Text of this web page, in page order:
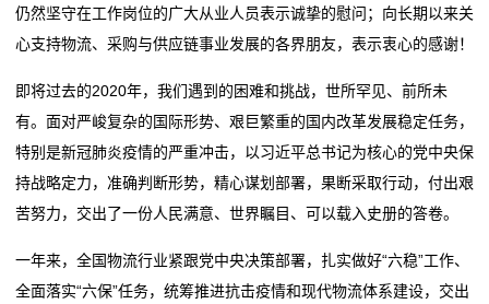
略
冷链物流让砀山果蔬一路领“鲜”
国统一大市场
单芯片城市NOA方案量产，轻舟智航公布L4无人物流战
冷链物流让砀山果蔬一路领“鲜”
德邦物流换帅京东物流前CEO王振辉出任董事长
仍然坚守在工作岗位的广大从业人员表示诚挚的慰问；向长期以来关
心支持物流、采购与供应链事业发展的各界朋友，表示衷心的感谢！
即将过去的2020年，我们遇到的困难和挑战，世所罕见、前所未
有。面对严峻复杂的国际形势、艰巨繁重的国内改革发展稳定任务，
特别是新冠肺炎疫情的严重冲击，以习近平总书记为核心的党中央保
持战略定力，准确判断形势，精心谋划部署，果断采取行动，付出艰
苦努力，交出了一份人民满意、世界瞩目、可以载入史册的答卷。
一年来，全国物流行业紧跟党中央决策部署，扎实做好“六稳”工作、
全面落实“六保”任务，统筹推进抗击疫情和现代物流体系建设，交出